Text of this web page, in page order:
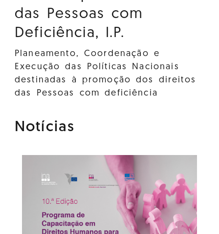
das Pessoas com
Deficiência, I.P.
Planeamento, Coordenação e
Execução das Políticas Nacionais
destinadas à promoção dos direitos
das Pessoas com deficiência
Notícias